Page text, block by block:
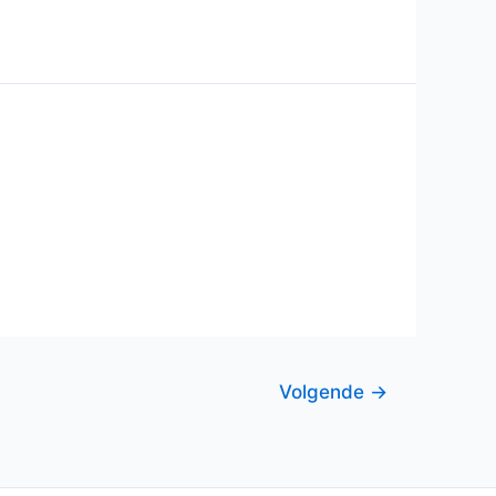
Volgende →